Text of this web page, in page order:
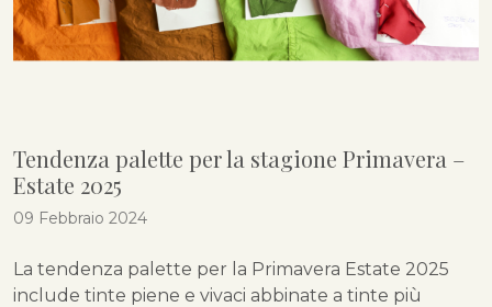
Tendenza palette per la stagione Primavera –
Estate 2025
09 Febbraio 2024
La tendenza palette per la Primavera Estate 2025
include tinte piene e vivaci abbinate a tinte più